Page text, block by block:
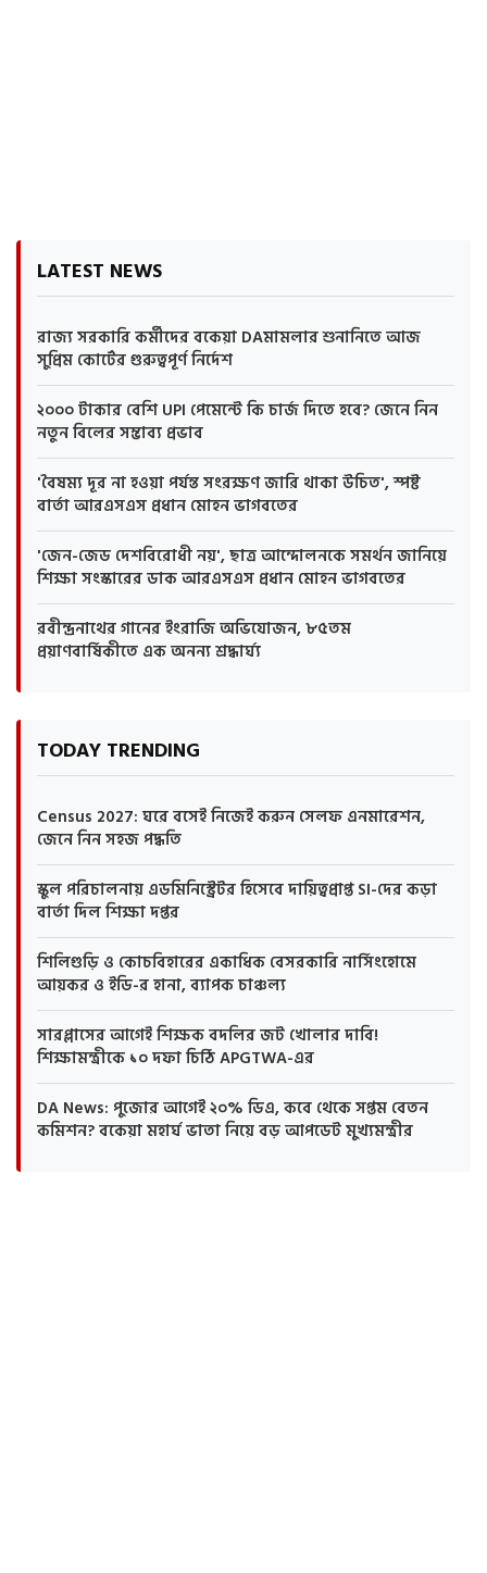
LATEST NEWS
রাজ্য সরকারি কর্মীদের বকেয়া DAমামলার শুনানিতে আজ
সুপ্রিম কোর্টের গুরুত্বপূর্ণ নির্দেশ
২০০০ টাকার বেশি UPI পেমেন্টে কি চার্জ দিতে হবে? জেনে নিন
নতুন বিলের সম্ভাব্য প্রভাব
'বৈষম্য দূর না হওয়া পর্যন্ত সংরক্ষণ জারি থাকা উচিত', স্পষ্ট
বার্তা আরএসএস প্রধান মোহন ভাগবতের
'জেন-জেড দেশবিরোধী নয়', ছাত্র আন্দোলনকে সমর্থন জানিয়ে
শিক্ষা সংস্কারের ডাক আরএসএস প্রধান মোহন ভাগবতের
রবীন্দ্রনাথের গানের ইংরাজি অভিযোজন, ৮৫তম
প্রয়াণবার্ষিকীতে এক অনন্য শ্রদ্ধার্ঘ্য
TODAY TRENDING
Census 2027: ঘরে বসেই নিজেই করুন সেলফ এনমারেশন,
জেনে নিন সহজ পদ্ধতি
স্কুল পরিচালনায় এডমিনিস্ট্রেটর হিসেবে দায়িত্বপ্রাপ্ত SI-দের কড়া
বার্তা দিল শিক্ষা দপ্তর
শিলিগুড়ি ও কোচবিহারের একাধিক বেসরকারি নার্সিংহোমে
আয়কর ও ইডি-র হানা, ব্যাপক চাঞ্চল্য
সারপ্লাসের আগেই শিক্ষক বদলির জট খোলার দাবি!
শিক্ষামন্ত্রীকে ১০ দফা চিঠি APGTWA-এর
DA News: পুজোর আগেই ২০% ডিএ, কবে থেকে সপ্তম বেতন
কমিশন? বকেয়া মহার্ঘ ভাতা নিয়ে বড় আপডেট মুখ্যমন্ত্রীর